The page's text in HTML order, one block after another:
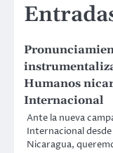
Humanos
Internacional
Ante la nueva
Internacional
Nicaragua,